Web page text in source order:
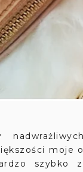
moje
szybko